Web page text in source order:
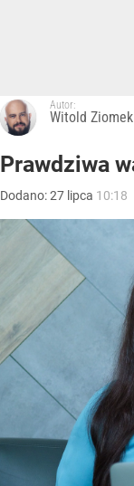
Autor:
Witold Ziomek
Prawdziwa
Dodano:27 lipca 10:18